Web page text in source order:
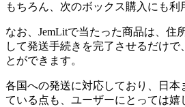
もちろん、次のボックス購入にも利
なお、JemLitで当たった商品は、住
して発送手続きを完了させるだけで
とができます。
各国への発送に対応しており、日本
ている点も、ユーザーにとっては嬉